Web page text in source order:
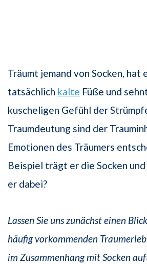
Träumt jemand von Socken, hat
tatsächlich kalte Füße und
kuscheligen Gefühl der
Traumdeutung sind der
Emotionen des Träumers
Beispiel trägt er die Socken
er dabei?
Lassen Sie uns zunächst einen
häufig vorkommenden
im Zusammenhang mit Socken